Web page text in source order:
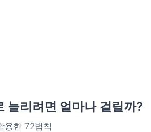
늘리려면 얼마나 걸릴까?
용한 72법칙